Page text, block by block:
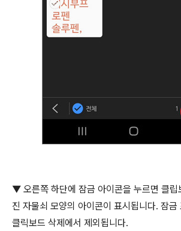
▼ 오른쪽 하단에 잠금 아이콘을 누르면 클립
진 자물쇠 모양의 아이콘이 표시됩니다. 잠금
클릭보드 삭제에서 제외됩니다.